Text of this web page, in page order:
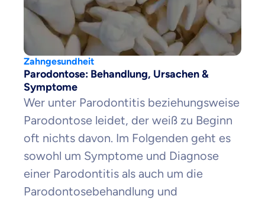
Zahngesundheit
Parodontose: Behandlung, Ursachen &
Symptome
Wer unter Parodontitis beziehungsweise
Parodontose leidet, der weiß zu Beginn
oft nichts davon. Im Folgenden geht es
sowohl um Symptome und Diagnose
einer Parodontitis als auch um die
Parodontosebehandlung und